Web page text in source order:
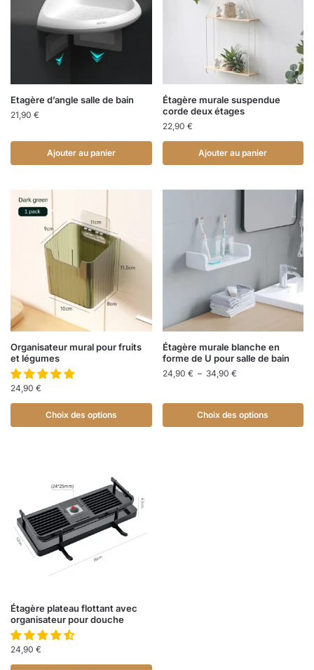
Etagère d’angle salle de bain
21,90 €
Ajouter au panier
Étagère murale suspendue
corde deux étages
22,90 €
Ajouter au panier
Organisateur mural pour fruits
et légumes
24,90 €
Choix des options
Étagère murale blanche en
forme de U pour salle de bain
24,90 € – 34,90 €
Choix des options
Étagère plateau flottant avec
organisateur pour douche
24,90 €